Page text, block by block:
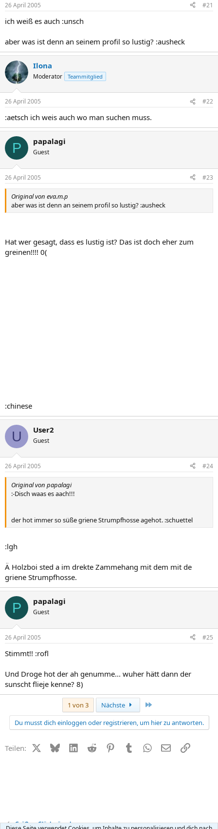
26 April 2005 #21
ich weiß es auch :unsch
aber was ist denn an seinem profil so lustig? :ausheck
Ilona
Moderator Teammitglied
26 April 2005 #22
:aetsch ich weis auch wo man suchen muss.
P papalagi
Guest
26 April 2005 #23
Original von eva.m.p
aber was ist denn an seinem profil so lustig? :ausheck
Hat wer gesagt, dass es lustig ist? Das ist doch eher zum
greinen!!!! 0(
:chinese
U User2
Guest
26 April 2005 #24
Original von papalagi
:-Disch waas es aach!!!
der hot immer so süße griene Strumpfhosse agehot. :schuettel
:lgh
Ä Holzboi sted a im drekte Zammehang mit dem mit de
griene Strumpfhosse.
P papalagi
Guest
26 April 2005 #25
Stimmt!! :rofl
Und Droge hot der ah genumme... wuher hätt dann der
sunscht flieje kenne? 8)
1 von 3 Nächste
Du musst dich einloggen oder registrieren, um hier zu antworten.
Teilen: X (Twitter)
BlueskyLinkedIn
Reddit PinterestTumblr WhatsApp
E-MailLink
Grüße + Glückwünsche